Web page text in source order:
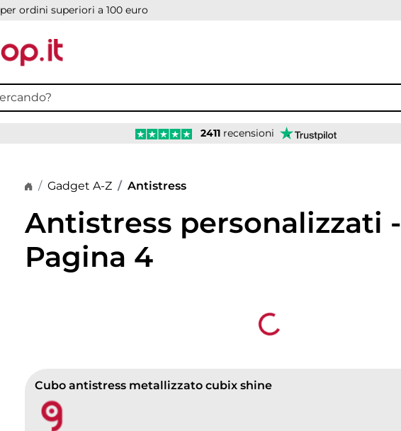
per ordini superiori a 100 euro
2411 recensioni
Home page
Gadget A-Z Antistress
Antistress personalizzati -
Pagina 4
Loading...
Cubo antistress metallizzato cubix shine